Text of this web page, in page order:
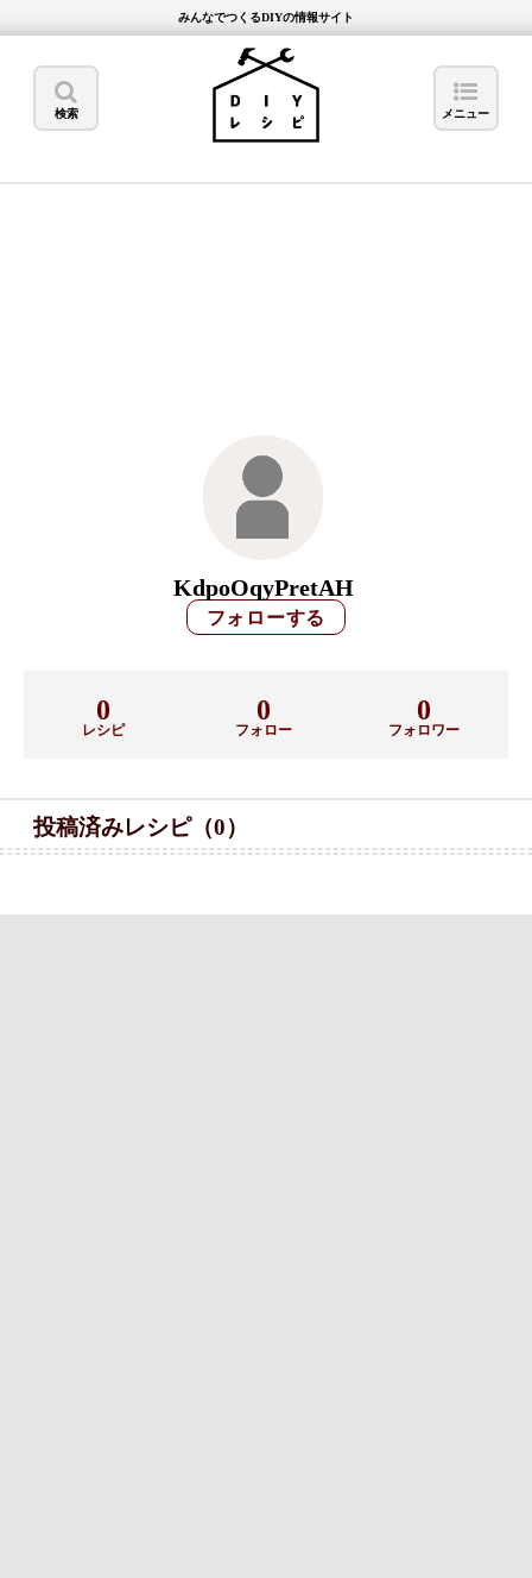
みんなでつくるDIYの情報サイト
検索 メニュー
KdpoOqyPretAH
0
レシピ
0
フォロー
0
フォロワー
投稿済みレシピ（0）